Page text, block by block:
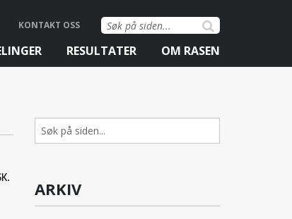
Søk
etter:
KONTAKT OSS
RESULTATER OM RASEN
Søk
etter:
ARKIV